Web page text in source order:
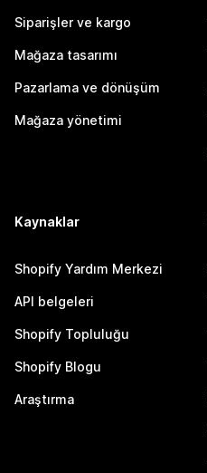
Siparişler ve kargo
Mağaza tasarımı
Pazarlama ve dönüşüm
Mağaza yönetimi
Kaynaklar
Shopify Yardım Merkezi
API belgeleri
Shopify Topluluğu
Shopify Blogu
Araştırma